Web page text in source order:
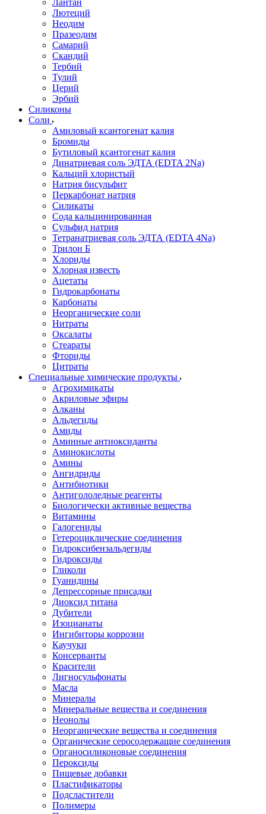
Лантан
Лютеций
Неодим
Празеодим
Самарий
Скандий
Тербий
Тулий
Церий
Эрбий
Силиконы
Соли
Амиловый ксантогенат калия
Бромиды
Бутиловый ксантогенат калия
Динатриевая соль ЭДТА (EDTA 2Na)
Кальций хлористый
Натрия бисульфит
Перкарбонат натрия
Силикаты
Сода кальцинированная
Сульфид натрия
Тетранатриевая соль ЭДТА (EDTA 4Na)
Трилон Б
Хлориды
Хлорная известь
Ацетаты
Гидрокарбонаты
Карбонаты
Неорганические соли
Нитраты
Оксалаты
Стеараты
Фториды
Цитраты
Специальные химические продукты
Агрохимикаты
Акриловые эфиры
Алканы
Альдегиды
Амиды
Аминные антиоксиданты
Аминокислоты
Амины
Ангидриды
Антибиотики
Антигололедные реагенты
Биологически активные вещества
Витамины
Галогениды
Гетероциклические соединения
Гидроксибензальдегиды
Гидроксиды
Гликоли
Гуанидины
Депрессорные присадки
Диоксид титана
Дубители
Изоцианаты
Ингибиторы коррозии
Каучуки
Консерванты
Красители
Лигносульфонаты
Масла
Минералы
Минеральные вещества и соединения
Неонолы
Неорганические вещества и соединения
Органические серосодержащие соединения
Органосиликоновые соединения
Пероксиды
Пищевые добавки
Пластификаторы
Подсластители
Полимеры